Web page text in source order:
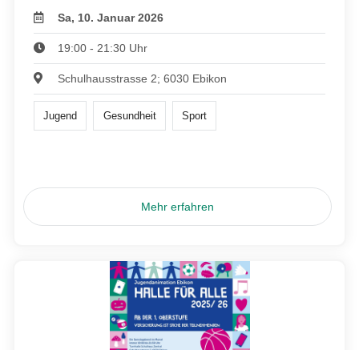
Sa, 10. Januar 2026
19:00 - 21:30 Uhr
Schulhausstrasse 2; 6030 Ebikon
Jugend Gesundheit Sport
Mehr erfahren